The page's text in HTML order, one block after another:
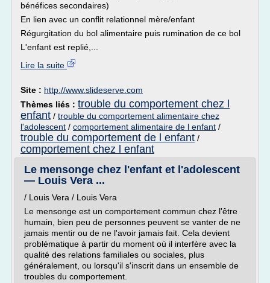
bénéfices secondaires)
En lien avec un conflit relationnel mère/enfant
Régurgitation du bol alimentaire puis rumination de ce bol
L'enfant est replié,...
Lire la suite
Site : http://www.slideserve.com
Thèmes liés : trouble du comportement chez l
enfant / trouble du comportement alimentaire chez
l'adolescent / comportement alimentaire de l enfant /
trouble du comportement de l enfant /
comportement chez l enfant
Le mensonge chez l'enfant et l'adolescent
— Louis Vera ...
/ Louis Vera / Louis Vera
Le mensonge est un comportement commun chez l'être
humain, bien peu de personnes peuvent se vanter de ne
jamais mentir ou de ne l'avoir jamais fait. Cela devient
problématique à partir du moment où il interfère avec la
qualité des relations familiales ou sociales, plus
généralement, ou lorsqu'il s'inscrit dans un ensemble de
troubles du comportement.